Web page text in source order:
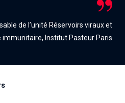
de l’unité Réservoirs viraux et
immunitaire, Institut Pasteur Paris